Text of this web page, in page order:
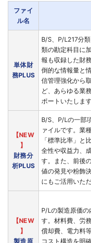
ファイ
ル名
単体財
務PLUS
B/S、P/L217分
類の勘定科目に
報も収録した財
倒的な情報量と
信管理強化から
ど、あらゆる業
ポートいたします
【NEW
】
財務分
析PLUS
B/S、P/Lの一部
ァイルです。業
「標準比率」と
全性や収益力、
す。また、前後
値の発見や粉飾
にもご活用いた
【NEW
】
製造原
P/Lの製造原価
す。材料費、労
償却費、電力料
コスト構造を明